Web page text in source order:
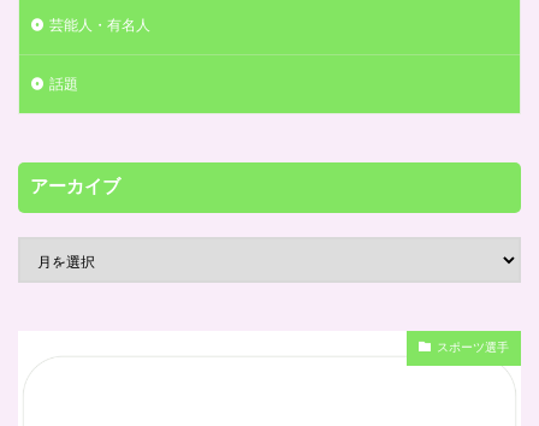
芸能人・有名人
話題
アーカイブ
スポーツ選手